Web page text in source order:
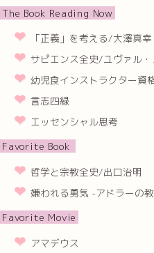
The Book Reading Now
「正義」を考える/大澤真幸
サピエンス全史/ユヴァル・
幼児食インストラクター資
言志四緑
エッセンシャル思考
Favorite Book
哲学と宗教全史/出口治明
嫌われる勇気 -アドラーの
Favorite Movie
アマデウス